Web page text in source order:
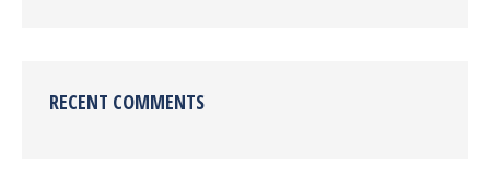
RECENT COMMENTS